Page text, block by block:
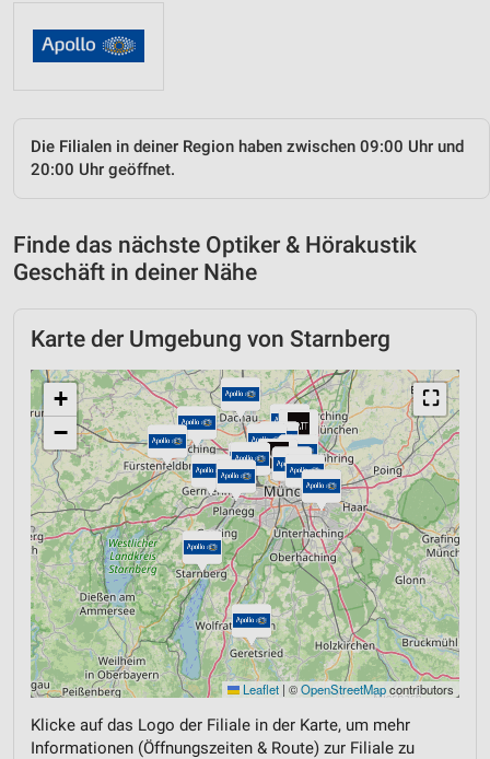
Die Filialen in deiner Region haben zwischen 09:00 Uhr und
20:00 Uhr geöffnet.
Finde das nächste Optiker & Hörakustik
Geschäft in deiner Nähe
Karte der Umgebung von Starnberg
⛶
+
−
Leaflet | ©OpenStreetMapcontributors
Klicke auf das Logo der Filiale in der Karte, um mehr
Informationen (Öffnungszeiten & Route) zur Filiale zu